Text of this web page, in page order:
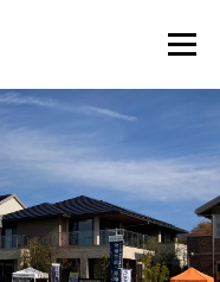
メニュー